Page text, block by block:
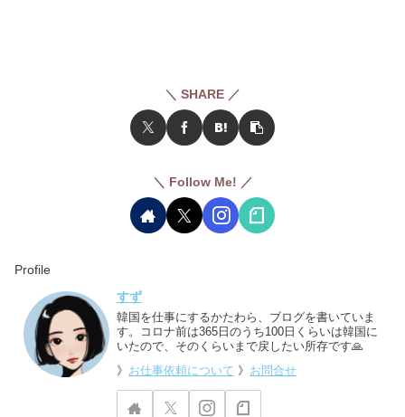
＼ SHARE ／
＼ Follow Me! ／
Profile
すず
韓国を仕事にするかたわら、ブログを書いていま
す。コロナ前は365日のうち100日くらいは韓国に
いたので、そのくらいまで戻したい所存です🙏
》 お仕事依頼について 》 お問合せ